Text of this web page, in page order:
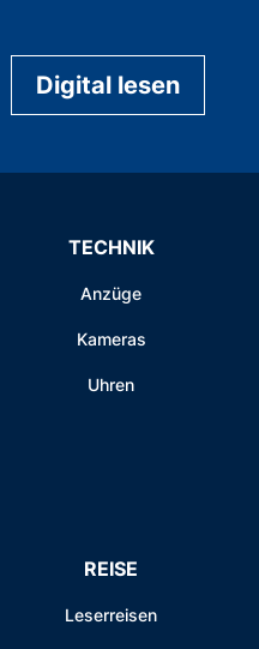
Digital lesen
TECHNIK
Anzüge
Kameras
Uhren
REISE
Leserreisen